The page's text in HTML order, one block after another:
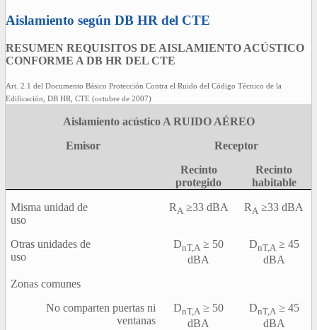
Aislamiento según DB HR del CTE
RESUMEN REQUISITOS DE AISLAMIENTO ACÚSTICO
CONFORME A DB HR DEL CTE
Art. 2.1 del Documento Básico Protección Contra el Ruido del Código Técnico de la
Edificación, DB HR, CTE (octubre de 2007)
Aislamiento acústico A RUIDO AÉREO
Emisor
Receptor
Recinto
protegido
Recinto
habitable
Misma unidad de
uso
RA ≥33 dBA R A ≥33 dBA
Otras unidades de
uso
DnT,A ≥ 50
dBA
DnT,A ≥ 45
dBA
Zonas comunes
No comparten puertas ni
ventanas
DnT,A ≥ 50
dBA
DnT,A ≥ 45
dBA